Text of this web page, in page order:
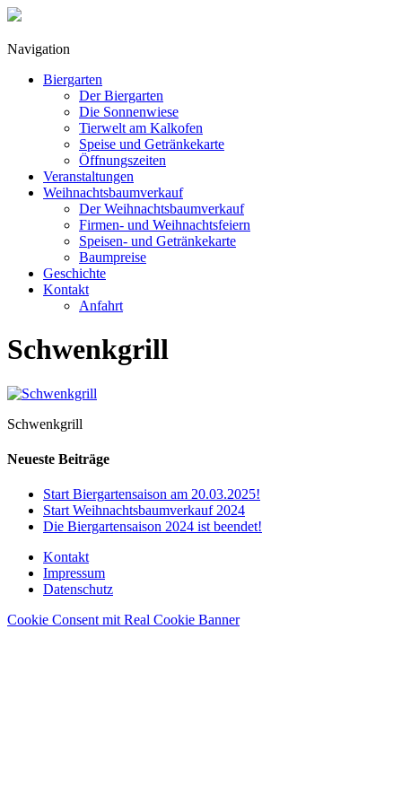
Navigation
Biergarten
Der Biergarten
Die Sonnenwiese
Tierwelt am Kalkofen
Speise und Getränkekarte
Öffnungszeiten
Veranstaltungen
Weihnachtsbaumverkauf
Der Weihnachtsbaumverkauf
Firmen- und Weihnachtsfeiern
Speisen- und Getränkekarte
Baumpreise
Geschichte
Kontakt
Anfahrt
Schwenkgrill
Schwenkgrill
Neueste Beiträge
Start Biergartensaison am 20.03.2025!
Start Weihnachtsbaumverkauf 2024
Die Biergartensaison 2024 ist beendet!
Kontakt
Impressum
Datenschutz
Cookie Consent mit Real Cookie Banner